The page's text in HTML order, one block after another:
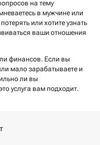
на тему
в мужчине или
или хотите узнать
ваши отношения
финансов. Если вы
мало зарабатываете и
ли вы
услуга вам подходит.